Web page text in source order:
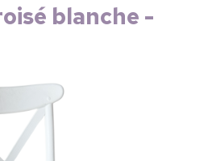
blanche -